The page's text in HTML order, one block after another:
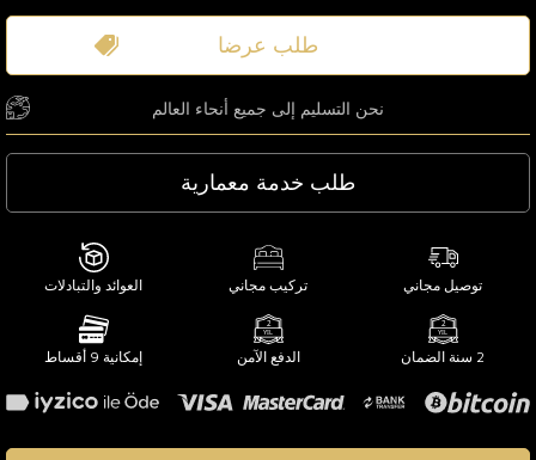
طلب عرضا
نحن التسليم إلى جميع أنحاء العالم
طلب خدمة معمارية
توصيل مجاني تركيب مجاني العوائد والتبادلات
2 سنة الضمان الدفع الآمن إمكانية 9 أقساط